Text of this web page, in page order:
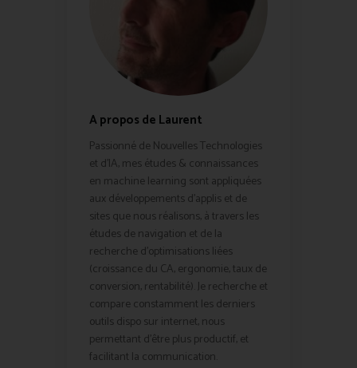
A propos de Laurent
Passionné de Nouvelles Technologies
et d'IA, mes études & connaissances
en machine learning sont appliquées
aux développements d'applis et de
sites que nous réalisons, à travers les
études de navigation et de la
recherche d'optimisations liées
(croissance du CA, ergonomie, taux de
conversion, rentabilité). Je recherche et
compare constamment les derniers
outils dispo sur internet, nous
permettant d'être plus productif, et
facilitant la communication.